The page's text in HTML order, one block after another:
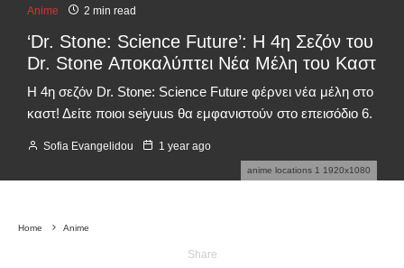
anime locations 1 1920x1080
Anime 2 min read
‘Dr. Stone: Science Future’: Η 4η Σεζόν του
Dr. Stone Αποκαλύπτει Νέα Μέλη του Καστ
Η 4η σεζόν Dr. Stone: Science Future φέρνει νέα μέλη στο
καστ! Δείτε ποιοι seiyuus θα εμφανιστούν στο επεισόδιο 6.
Sofia Evangelidou 1 year ago
Home Anime
Share